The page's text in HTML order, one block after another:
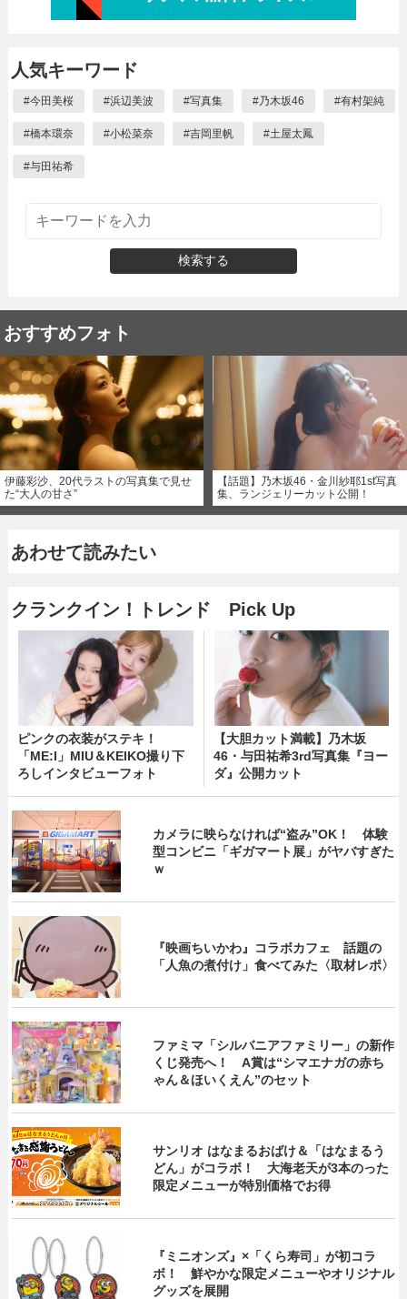
人気キーワード
#今田美桜 #浜辺美波 #写真集 #乃木坂46 #有村架純
#橋本環奈 #小松菜奈 #吉岡里帆 #土屋太鳳
#与田祐希
検索する
おすすめフォト
伊藤彩沙、20代ラストの写真集で見せ
た“大人の甘さ”
【話題】乃木坂46・金川紗耶1st写真
集、ランジェリーカット公開！
あわせて読みたい
クランクイン！トレンド Pick Up
ピンクの衣装がステキ！
「ME:I」MIU＆KEIKO撮り下
ろしインタビューフォト
【大胆カット満載】乃木坂
46・与田祐希3rd写真集『ヨー
ダ』公開カット
カメラに映らなければ“盗み”OK！ 体験
型コンビニ「ギガマート展」がヤバすぎた
ｗ
『映画ちいかわ』コラボカフェ 話題の
「人魚の煮付け」食べてみた〈取材レポ〉
ファミマ「シルバニアファミリー」の新作
くじ発売へ！ A賞は“シマエナガの赤ち
ゃん＆ほいくえん”のセット
サンリオ はなまるおばけ＆「はなまるう
どん」がコラボ！ 大海老天が3本のった
限定メニューが特別価格でお得
『ミニオンズ』×「くら寿司」が初コラ
ボ！ 鮮やかな限定メニューやオリジナル
グッズを展開